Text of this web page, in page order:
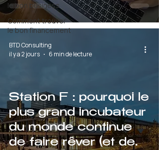
le bon business
Comment trouver
le bon financement
Station F : pourquoi le
plus grand incubateur
du monde continue
de faire rêver (et de
BTD Consulting
il y a 2 jours
6 min de lecture